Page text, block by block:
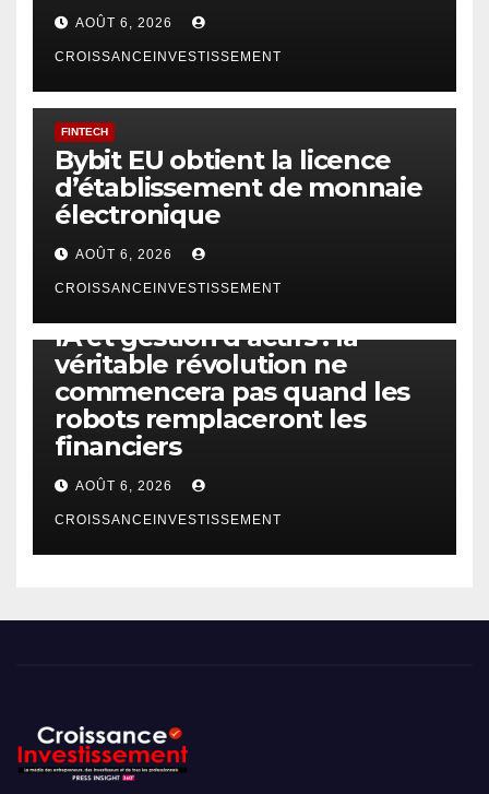
AOÛT 6, 2026
CROISSANCEINVESTISSEMENT
FINTECH
Bybit EU obtient la licence
d’établissement de monnaie
électronique
AOÛT 6, 2026
CROISSANCEINVESTISSEMENT
IA et gestion d’actifs : la
véritable révolution ne
commencera pas quand les
robots remplaceront les
financiers
AOÛT 6, 2026
CROISSANCEINVESTISSEMENT